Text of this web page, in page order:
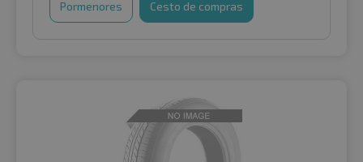
Pormenores Cesto de compras